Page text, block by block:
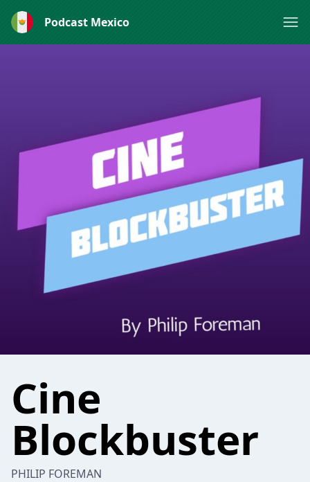
Podcast Mexico
Cine
Blockbuster
PHILIP FOREMAN